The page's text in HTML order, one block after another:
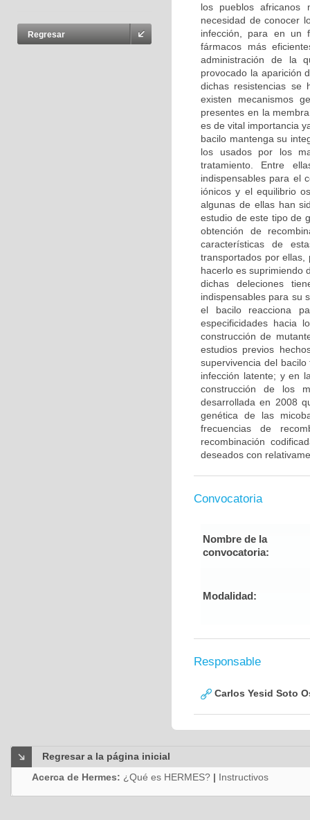
Regresar
los pueblos africanos
necesidad de conocer
infección, para en un
fármacos más
administración de la
provocado la aparición
dichas resistencias se
existen mecanismos
presentes en la
es de vital importancia
bacilo mantenga su
los usados por los
tratamiento. Entre
indispensables para el
iónicos y el equilibrio
algunas de ellas han
estudio de este tipo de
obtención de
características de
transportados por ellas,
hacerlo es suprimiendo
dichas deleciones
indispensables para su
el bacilo reacciona
especificidades hacia
construcción de
estudios previos
supervivencia del
infección latente; y en
construcción de los
desarrollada en 2008
genética de las
frecuencias de
recombinación
deseados con
Convocatoria
Nombre de la
convocatoria:
Modalidad:
Responsable
Carlos Yesid Soto
Regresar a la página inicial
Acerca de Hermes: ¿Qué es HERMES? | Instructivos